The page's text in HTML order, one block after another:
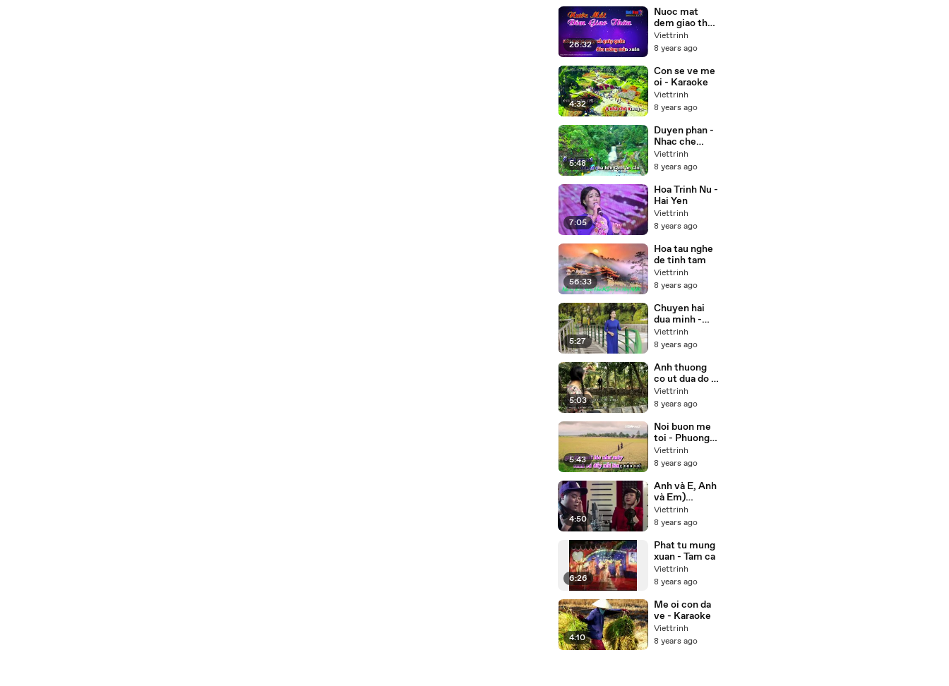
26:32
Nuoc mat
dem giao thua
- Karaoke
Viettrinh
8 years ago
4:32
Con se ve me
oi - Karaoke
Viettrinh
8 years ago
5:48
Duyen phan -
Nhac che
(Karaoke)
Viettrinh
8 years ago
7:05
Hoa Trinh Nu -
Hai Yen
Viettrinh
8 years ago
56:33
Hoa tau nghe
de tinh tam
Viettrinh
8 years ago
5:27
Chuyen hai
dua minh -
Duong hong
loan
Viettrinh
8 years ago
5:03
Anh thuong
co ut dua do -
Luu anh
loan,Truong
Viettrinh
8 years ago
5:43
Noi buon me
toi - Phuong
my chi (
karaoke)
Viettrinh
8 years ago
4:50
Anh và E, Anh
và Em)
Valentine
Song 2013 -
Viettrinh
8 years ago
6:26
Phat tu mung
xuan - Tam ca
Viettrinh
8 years ago
4:10
Me oi con da
ve - Karaoke
Viettrinh
8 years ago